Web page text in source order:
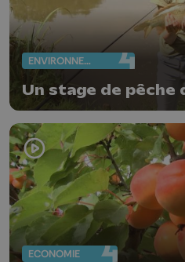
ENVIRONNEMENT
Un stage de pêche
ECONOMIE